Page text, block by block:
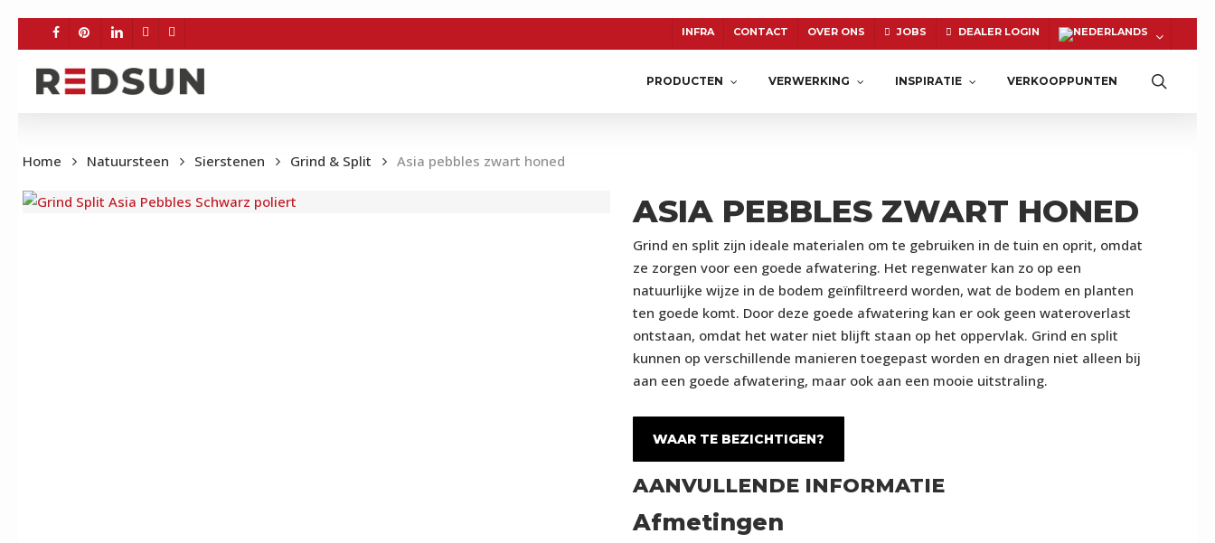
main
content
FACEBOOKPINTEREST
LINKEDINYOUTUBEINSTAGRAM
INFRA CONTACT OVER ONS JOBS DEALER LOGIN
PRODUCTEN
KERAMIEK NATUURSTEEN
VERWERKING INSPIRATIE VERKOOPPUNTEN
Home Natuursteen Sierstenen Grind & Split Asia pebbles zwart honed
ASIA PEBBLES ZWART HONED
Grind en split zijn ideale materialen om te gebruiken in de tuin en oprit, omdat
ze zorgen voor een goede afwatering. Het regenwater kan zo op een
natuurlijke wijze in de bodem geïnfiltreerd worden, wat de bodem en planten
ten goede komt. Door deze goede afwatering kan er ook geen wateroverlast
ontstaan, omdat het water niet blijft staan op het oppervlak. Grind en split
kunnen op verschillende manieren toegepast worden en dragen niet alleen bij
aan een goede afwatering, maar ook aan een mooie uitstraling.
WAAR TE BEZICHTIGEN?
AANVULLENDE INFORMATIE
Afmetingen